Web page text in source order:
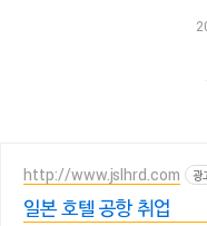
http://www.jslhrd.com 광
일본 호텔 공항 취업